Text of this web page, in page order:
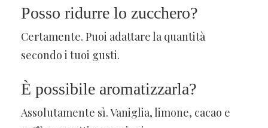
Posso ridurre lo zucchero?
Certamente. Puoi adattare la quantità
secondo i tuoi gusti.
È possibile aromatizzarla?
Assolutamente sì. Vaniglia, limone, cacao e